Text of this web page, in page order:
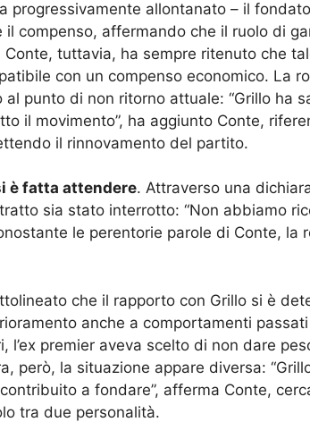
progressivamente allontanato – il
compenso, affermando che il ruolo di
tuttavia, ha sempre ritenuto che
con un compenso economico. La
punto di non ritorno attuale: “Grillo ha
il movimento”, ha aggiunto Conte,
il rinnovamento del partito.
è fatta attendere. Attraverso una
sia stato interrotto: “Non abbiamo
le perentorie parole di Conte, la
che il rapporto con Grillo si è
anche a comportamenti
premier aveva scelto di non dare
però, la situazione appare diversa:
a fondare”, afferma Conte,
tra due personalità.